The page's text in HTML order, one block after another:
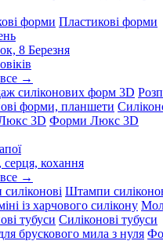
Пластикові форми
8 Березня
→
Форми Люкс 3D
кохання
→
Штампи
Силіконові тубуси